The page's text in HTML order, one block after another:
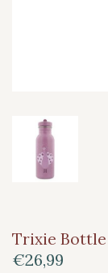
Trixie Bottle
€26,99